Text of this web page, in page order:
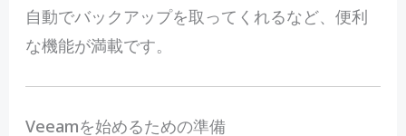
自動でバックアップを取ってくれるなど、便利
な機能が満載です。
Veeamを始めるための準備